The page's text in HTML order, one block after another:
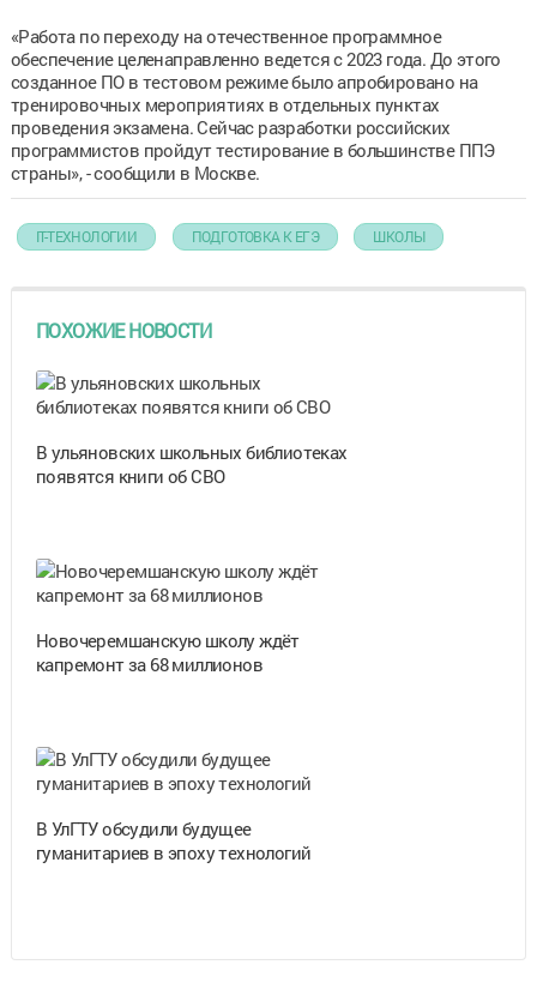
«Работа по переходу на отечественное программное
обеспечение целенаправленно ведется с 2023 года. До этого
созданное ПО в тестовом режиме было апробировано на
тренировочных мероприятиях в отдельных пунктах
проведения экзамена. Сейчас разработки российских
программистов пройдут тестирование в большинстве ППЭ
страны», - сообщили в Москве.
IT-ТЕХНОЛОГИИ ПОДГОТОВКА К ЕГЭ ШКОЛЫ
ПОХОЖИЕ НОВОСТИ
В ульяновских школьных библиотеках
появятся книги об СВО
Новочеремшанскую школу ждёт
капремонт за 68 миллионов
В УлГТУ обсудили будущее
гуманитариев в эпоху технологий